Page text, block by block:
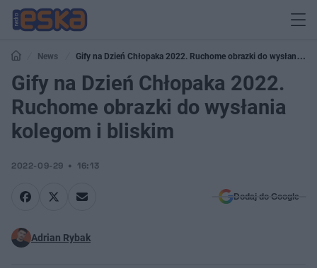
News
Gify na Dzień Chłopaka 2022. Ruchome obrazki do wysłania
kolegom i bliskim
Gify na Dzień Chłopaka 2022.
Ruchome obrazki do wysłania
kolegom i bliskim
2022-09-29 16:13
Dodaj do Google
Adrian Rybak